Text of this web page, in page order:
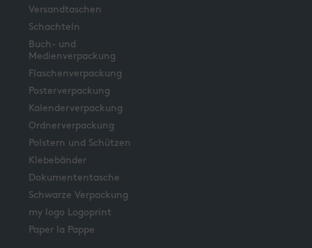
Versandtaschen
Schachteln
Buch- und
Medienverpackung
Flaschenverpackung
Posterverpackung
Kalenderverpackung
Ordnerverpackung
Polstern und Schützen
Klebebänder
Dokumententasche
Schwarze Verpackung
my logo Logoprint
Paper la Pappe